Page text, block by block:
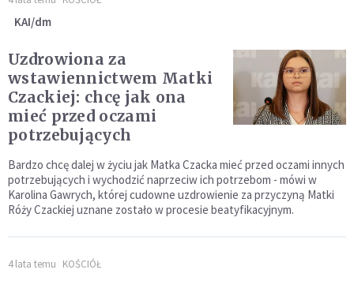
KAI/dm
Uzdrowiona za
wstawiennictwem Matki
Czackiej: chcę jak ona
mieć przed oczami
potrzebujących
Bardzo chcę dalej w życiu jak Matka Czacka mieć przed oczami innych
potrzebujących i wychodzić naprzeciw ich potrzebom - mówi w
Karolina Gawrych, której cudowne uzdrowienie za przyczyną Matki
Róży Czackiej uznane zostało w procesie beatyfikacyjnym.
4 lata temu KOŚCIÓŁ